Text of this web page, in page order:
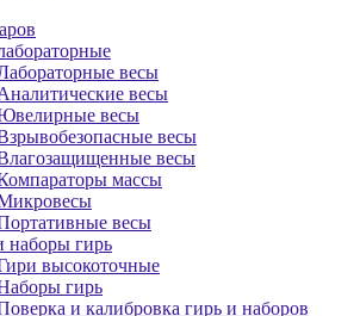
весы
весы
весы
весы
весы
массы
весы
наборы гирь
высокоточные
гирь
и калибровка гирь и наборов